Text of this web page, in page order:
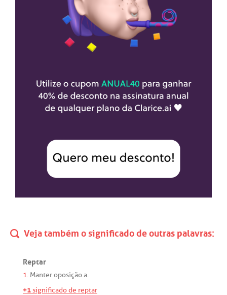
Veja também o significado de outras palavras:
Reptar
1. Manteroposiçãoa.
+1significado de reptar